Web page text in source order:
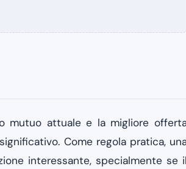
mutuo attuale e la migliore
Come regola pratica,
interessante, specialmente se il